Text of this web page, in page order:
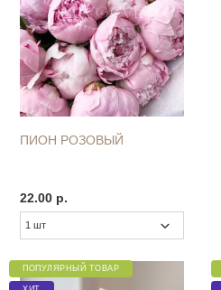
ПИОН РОЗОВЫЙ
22.00 р.
ПОПУЛЯРНЫЙ ТОВАР